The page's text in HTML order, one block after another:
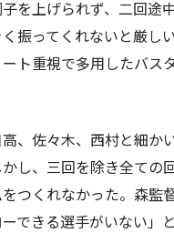
を上げられず、二回途
振ってくれないと厳し
ト重視で多用したバス
、佐々木、西村と細か
し、三回を除き全ての
つくれなかった。森監
できる選手がいない」